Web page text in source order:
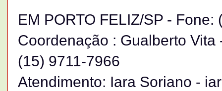
EM PORTO FELIZ/SP - Fone:
Coordenação : Gualberto
(15) 9711-7966
Atendimento: Iara Soriano -